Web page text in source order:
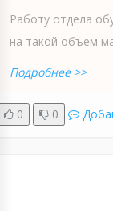
Работу отдела
на такой объем
Подробнее >>
0 0